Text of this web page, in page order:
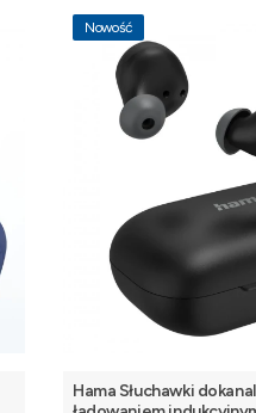
Nowość
Hama Słuchawki